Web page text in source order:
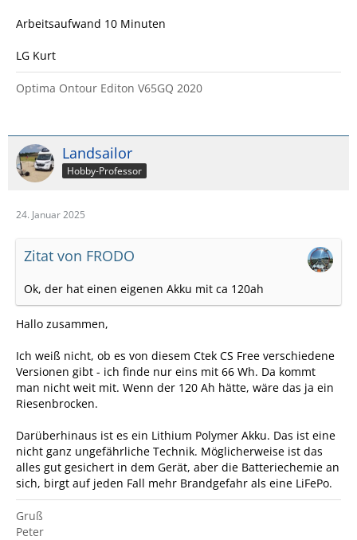
Arbeitsaufwand 10 Minuten
LG Kurt
Optima Ontour Editon V65GQ 2020
Landsailor
Hobby-Professor
24. Januar 2025
Zitat von FRODO
Ok, der hat einen eigenen Akku mit ca 120ah
Hallo zusammen,
Ich weiß nicht, ob es von diesem Ctek CS Free verschiedene
Versionen gibt - ich finde nur eins mit 66 Wh. Da kommt
man nicht weit mit. Wenn der 120 Ah hätte, wäre das ja ein
Riesenbrocken.
Darüberhinaus ist es ein Lithium Polymer Akku. Das ist eine
nicht ganz ungefährliche Technik. Möglicherweise ist das
alles gut gesichert in dem Gerät, aber die Batteriechemie an
sich, birgt auf jeden Fall mehr Brandgefahr als eine LiFePo.
Gruß
Peter